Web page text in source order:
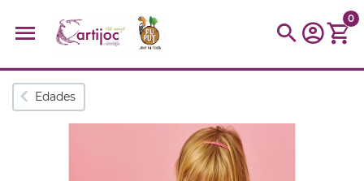
Búsquedas populares
muñeca Parchís Moulin
montessori
Puzzle
0
Edades